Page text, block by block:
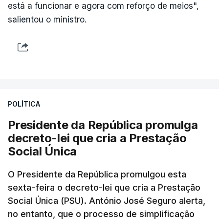
está a funcionar e agora com reforço de meios",
salientou o ministro.
POLÍTICA
Presidente da República promulga
decreto-lei que cria a Prestação
Social Única
O Presidente da República promulgou esta
sexta-feira o decreto-lei que cria a Prestação
Social Única (PSU). António José Seguro alerta,
no entanto, que o processo de simplificação